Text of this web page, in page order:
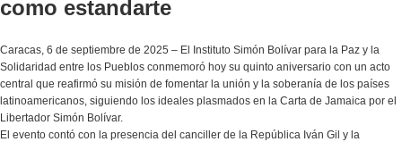
como estandarte
Caracas, 6 de septiembre de 2025 – El Instituto Simón Bolívar para la Paz y la
Solidaridad entre los Pueblos conmemoró hoy su quinto aniversario con un acto
central que reafirmó su misión de fomentar la unión y la soberanía de los países
latinoamericanos, siguiendo los ideales plasmados en la Carta de Jamaica por el
Libertador Simón Bolívar.
​El evento contó con la presencia del canciller de la República Iván Gil y la